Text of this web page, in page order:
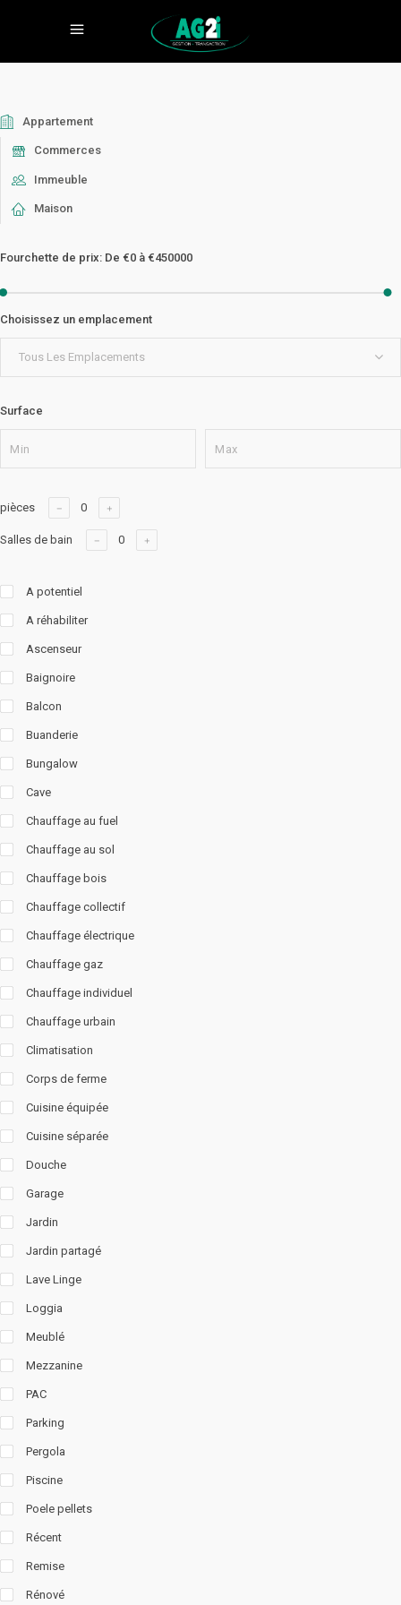
Appartement
Commerces
Immeuble
Maison
Fourchette de prix: De €0 à €450000
Choisissez un emplacement
Tous Les Emplacements
Surface
pièces
Salles de bain
A potentiel
A réhabiliter
Ascenseur
Baignoire
Balcon
Buanderie
Bungalow
Cave
Chauffage au fuel
Chauffage au sol
Chauffage bois
Chauffage collectif
Chauffage électrique
Chauffage gaz
Chauffage individuel
Chauffage urbain
Climatisation
Corps de ferme
Cuisine équipée
Cuisine séparée
Douche
Garage
Jardin
Jardin partagé
Lave Linge
Loggia
Meublé
Mezzanine
PAC
Parking
Pergola
Piscine
Poele pellets
Récent
Remise
Rénové